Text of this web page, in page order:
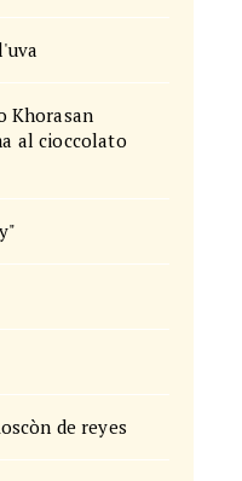
Khorasan
al cioccolato
de reyes